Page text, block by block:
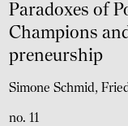
Para­do­xes of
Cham­pi­ons
pre­neur­ship
Simone Schmid
no. 11